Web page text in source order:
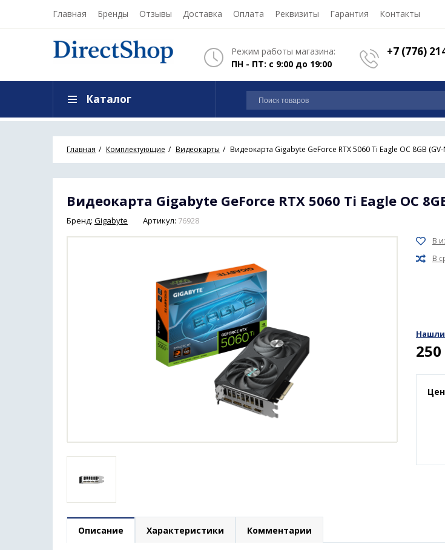
Главная Бренды Отзывы Доставка Оплата Реквизиты Гарантия Контакты
Режим работы магазина:
ПН - ПТ: с 9:00 до 19:00
+7 (776)
Каталог
Главная Комплектующие Видеокарты Видеокарта Gigabyte GeForce RTX 5060 Ti Eagle OC 8GB (GV-
Видеокарта Gigabyte GeForce RTX 5060 Ti Eagle OC
Бренд: Gigabyte Артикул: 76928
Описание Характеристики Комментарии